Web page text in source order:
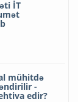
İT
mühitdə
-
edir?